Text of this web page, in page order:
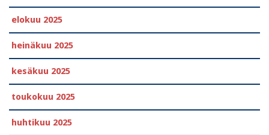
elokuu 2025
heinäkuu 2025
kesäkuu 2025
toukokuu 2025
huhtikuu 2025